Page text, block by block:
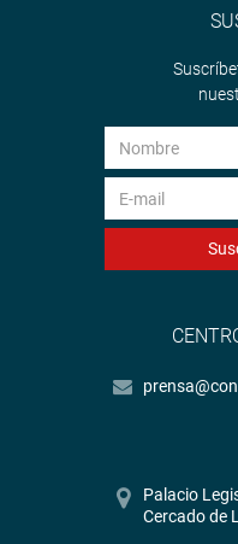
Palacio
Cercado de